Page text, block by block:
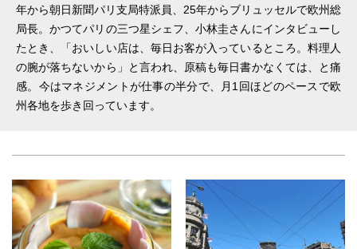
年から朝日新聞パリ支局特派員、25年からブリュッセルで欧州総
局長。かつてパリの三つ星シェフ、小林圭さんにインタビューし
たとき、「おいしい店は、毎日お客が入っているところ。料理人
の腕が落ちないから」と言われ、原稿も毎日書かなくては、と痛
感。今はマネジメントが仕事の半分で、月1回ほどのペースで欧
州各地を歩き回っています。